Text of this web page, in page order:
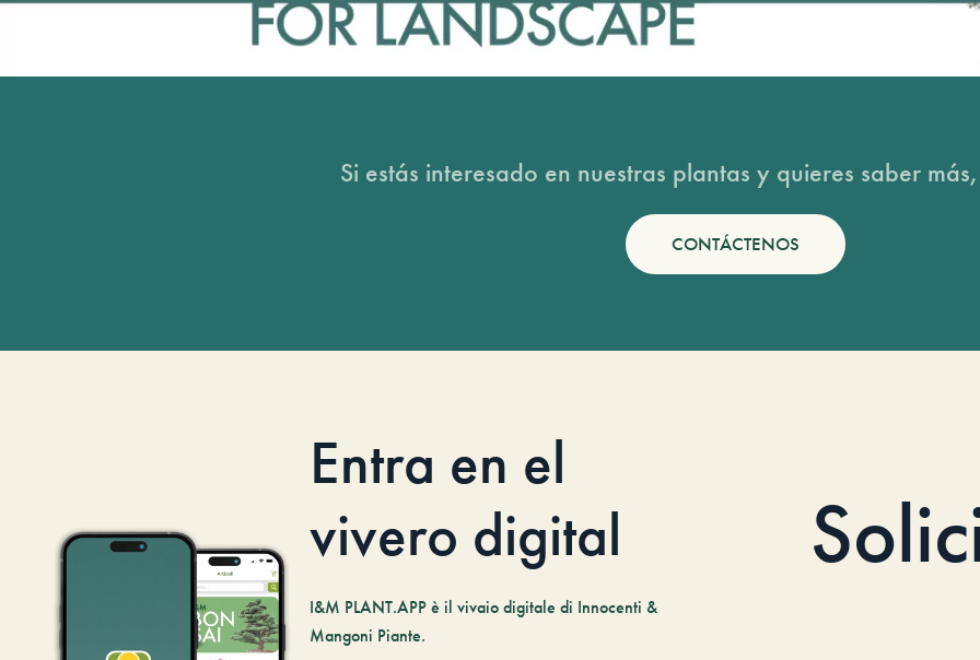
Si estás interesado en nuestras plantas y quieres saber
CONTÁCTENOS
Entra en el
vivero digital
I&M PLANT.APP è il vivaio digitale di Innocenti &
Mangoni Piante.